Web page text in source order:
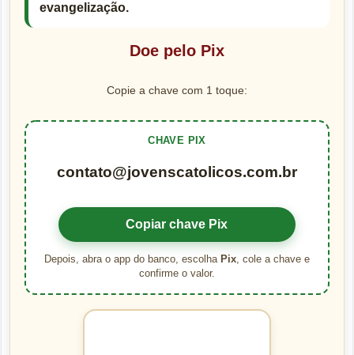
evangelização.
Doe pelo Pix
Copie a chave com 1 toque:
CHAVE PIX
contato@jovenscatolicos.com.br
Copiar chave Pix
Depois, abra o app do banco, escolha Pix, cole a chave e
confirme o valor.